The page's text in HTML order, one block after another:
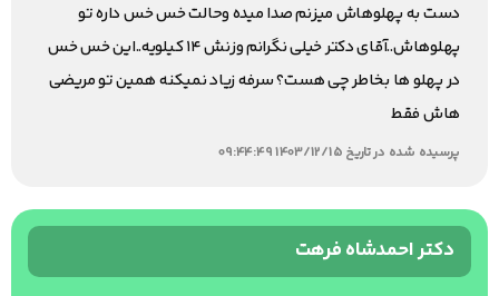
دست به پهلوهاش میزنم صدا میده وحالت خس خس داره تو
پهلوهاش..آقای دکتر خیلی نگرانم وزنش ۱۴ کیلویه..این خس خس
در پهلو ها بخاطر چی هست؟ سرفه زیاد نمیکنه همین تو مریضی
هاش فقط
پرسیده شده در تاریخ 1403/12/15 09:44:49
دکتر احمدشاه فرهت